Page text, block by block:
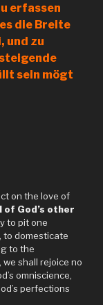
erfassen
die Breite
und zu
sein mögt
on the love of
God’s other
to pit one
to domesticate
to the
we shall rejoice no
omniscience,
perfections